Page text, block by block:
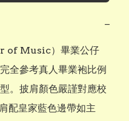
−
of Music）畢業公仔
全參考真人畢業袍比例
。披肩顏色嚴謹對應校
配皇家藍色邊帶如主